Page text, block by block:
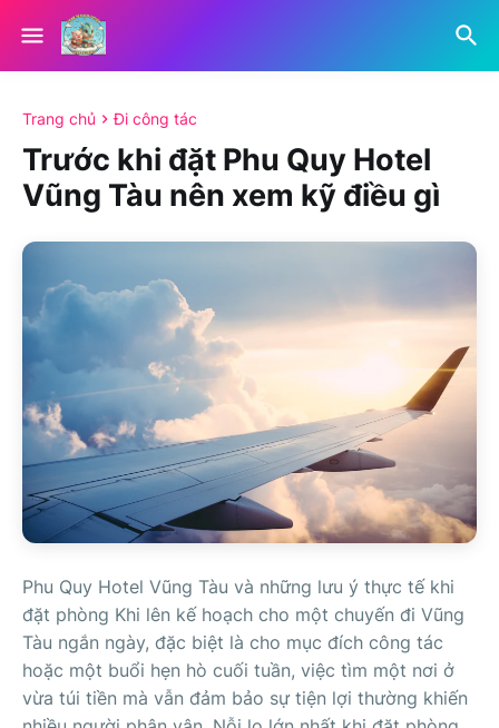
Trang chủ Đi công tác
Trước khi đặt Phu Quy Hotel
Vũng Tàu nên xem kỹ điều gì
Phu Quy Hotel Vũng Tàu và những lưu ý thực tế khi
đặt phòng Khi lên kế hoạch cho một chuyến đi Vũng
Tàu ngắn ngày, đặc biệt là cho mục đích công tác
hoặc một buổi hẹn hò cuối tuần, việc tìm một nơi ở
vừa túi tiền mà vẫn đảm bảo sự tiện lợi thường khiến